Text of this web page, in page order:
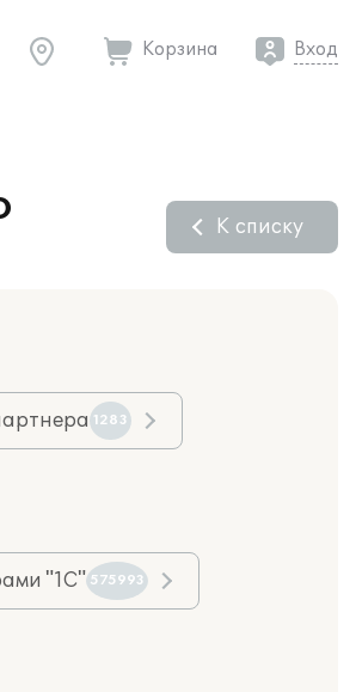
Корзина Вход
К списку
1283
"1С" 575993